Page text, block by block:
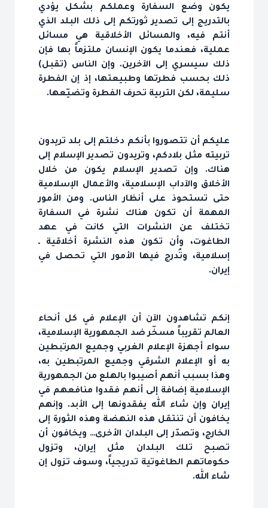
يكون وضع السفارة وعملكم بشكل يؤدي
بالتدريج إلى تصدير ثورتكم إلى ذلك البلد الذي
أنتم فيه، والمسائل الأخلاقية هي مسائل
عملية، فعندما يكون الإنسان ملتزماً بها فإن
ذلك سيسري إلى الآخرين. وإن الناس (تقبل)
ذلك بحسب فطرتها وطبيعتها، إذ إن الفطرة
سليمة، لكن التربية تحرف الفطرة وتضيّعها.
عليكم أن تتصوروا بأنكم دخلتم إلى بلد تريدون
تربيته مثل بلادكم، وتريدون تصدير الإسلام إلى
هناك. وإن تصدير الإسلام يكون من خلال
الأخلاق والآداب الإسلامية، والأعمال الإسلامية
حتى تستحوذ على أنظار الناس. ومن الأمور
المهمة أن تكون هناك نشرة في السفارة
تختلف عن النشرات التي كانت في عهد
الطاغوت، وأن تكون هذه النشرة أخلاقية ـ
إسلامية، وتُدرج فيها الأمور التي تحصل في
إيران.
إنكم تشاهدون الآن أن الإعلام في كل أنحاء
العالم تقريباً مسخّر ضد الجمهورية الإسلامية،
سواء أجهزة الإعلام الغربي وجميع المرتبطين
به أو الإعلام الشرقي وجميع المرتبطين به،
وهذا بسبب أنهم أصيبوا بالهلع من الجمهورية
الإسلامية إضافة إلى أنهم فقدوا منافعهم في
إيران وإن شاء الله يفقدونها إلى الأبد. وإنهم
يخافون أن تنتقل هذه النهضة وهذه الثورة إلى
الخارج، وتصدّر إلى البلدان الأخرى… ويخافون أن
تصبح تلك البلدان مثل إيران، وتزول
حكوماتهم الطاغوتية تدريجياً، وسوف تزول إن
شاء الله.